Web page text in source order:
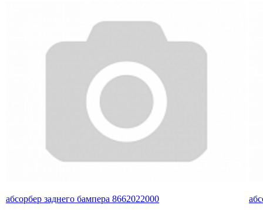
абсорбер заднего бампера 8662022000